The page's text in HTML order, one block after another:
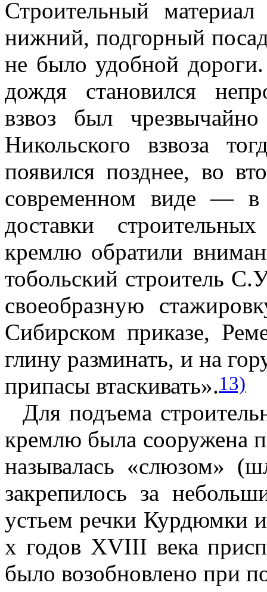
Строительный
нижний, подгорный
не было удобной
дождя становился
взвоз был
Никольского взвоза
появился позднее, во
современном виде — в
доставки
кремлю обратили
тобольский строитель
своеобразную
Сибирском приказе,
глину разминать, и на
припасы втаскивать».13)
Для подъема
кремлю была сооружена
называлась «слюзом»
закрепилось за
устьем речки Курдюмки
х годов XVIII века
было возобновлено при